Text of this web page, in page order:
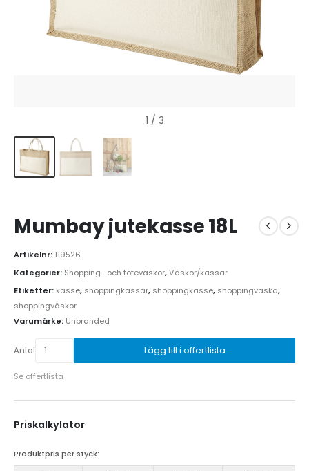
1 / 3
Mumbay jutekasse 18L
Artikelnr: 119526
Kategorier: Shopping- och toteväskor,Väskor/kassar
Etiketter: kasse, shoppingkassar, shoppingkasse, shoppingväska,
shoppingväskor
Varumärke: Unbranded
Antal Lägg till i offertlista
Se offertlista
Priskalkylator
Produktpris per styck: